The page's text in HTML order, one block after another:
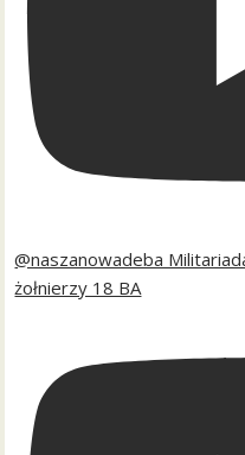
@naszanowadeba
żołnierzy 18 BA